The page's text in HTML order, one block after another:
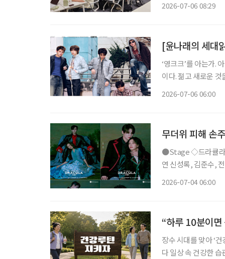
2026-07-06 08:29
[윤나래의 세대
‘영크크’를 아는가.
이다. 젊고 새로운
2026-07-06 06:00
무더위 피해 손
●Stage ◇드라큘라 일정 7월 10일 ~ 10월 18일 장소 LG아트센터 서울 연출 데이빗 스완 출
연 신성록, 김준수,
2026-07-04 06:00
“하루 10분이면
장수 시대를 맞아 ‘
다 일상 속 건강한